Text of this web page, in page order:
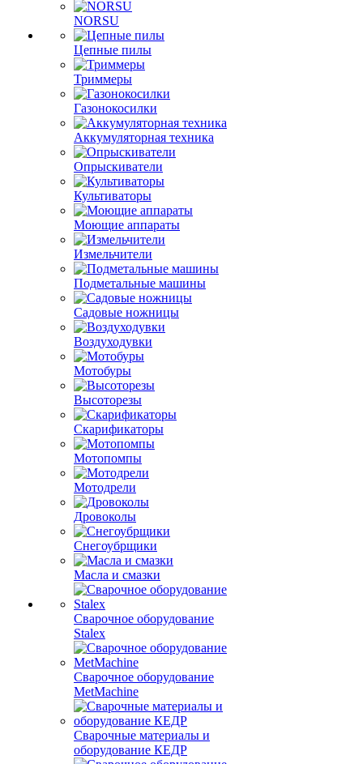
NORSU
Цепные пилы
Триммеры
Газонокосилки
Аккумуляторная техника
Опрыскиватели
Культиваторы
Моющие аппараты
Измельчители
Подметальные машины
Садовые ножницы
Воздуходувки
Мотобуры
Высоторезы
Скарификаторы
Мотопомпы
Мотодрели
Дровоколы
Снегоубрщики
Масла и смазки
Сварочное оборудование
Stalex
Сварочное оборудование
MetMachine
Сварочные материалы и
оборудование КЕДР